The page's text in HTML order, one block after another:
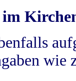
im
wie